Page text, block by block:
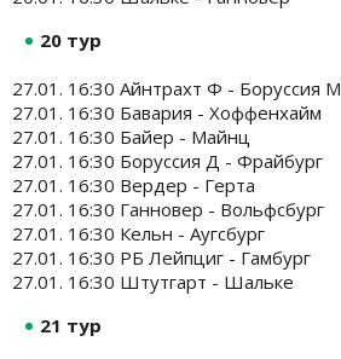
20 тур
27.01. 16:30 Айнтрахт Ф - Боруссия М
27.01. 16:30 Бавария - Хоффенхайм
27.01. 16:30 Байер - Майнц
27.01. 16:30 Боруссия Д - Фрайбург
27.01. 16:30 Вердер - Герта
27.01. 16:30 Ганновер - Вольфсбург
27.01. 16:30 Кельн - Аугсбург
27.01. 16:30 РБ Лейпциг - Гамбург
27.01. 16:30 Штутгарт - Шальке
21 тур